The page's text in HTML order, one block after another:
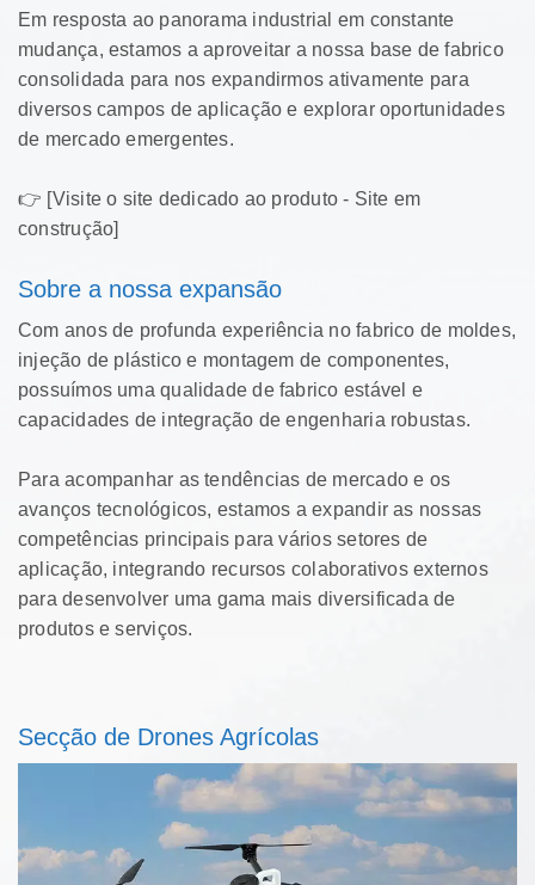
Em resposta ao panorama industrial em constante
mudança, estamos a aproveitar a nossa base de fabrico
consolidada para nos expandirmos ativamente para
diversos campos de aplicação e explorar oportunidades
de mercado emergentes.
👉 [Visite o site dedicado ao produto - Site em
construção]
Sobre a nossa expansão
Com anos de profunda experiência no fabrico de moldes,
injeção de plástico e montagem de componentes,
possuímos uma qualidade de fabrico estável e
capacidades de integração de engenharia robustas.
Para acompanhar as tendências de mercado e os
avanços tecnológicos, estamos a expandir as nossas
competências principais para vários setores de
aplicação, integrando recursos colaborativos externos
para desenvolver uma gama mais diversificada de
produtos e serviços.
Secção de Drones Agrícolas